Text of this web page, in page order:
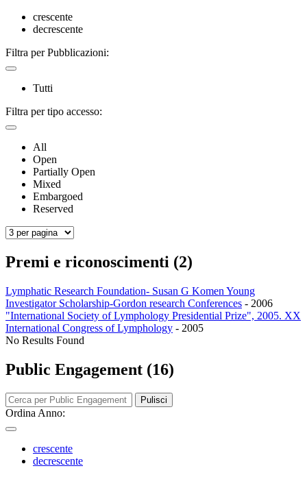
crescente
decrescente
Filtra per Pubblicazioni:
Tutti
Filtra per tipo accesso:
All
Open
Partially Open
Mixed
Embargoed
Reserved
Premi e riconoscimenti (2)
Lymphatic Research Foundation- Susan G Komen Young
Investigator Scholarship-Gordon research Conferences - 2006
"International Society of Lymphology Presidential Prize", 2005. XX
International Congress of Lymphology - 2005
No Results Found
Public Engagement (16)
Pulisci
Ordina Anno:
crescente
decrescente